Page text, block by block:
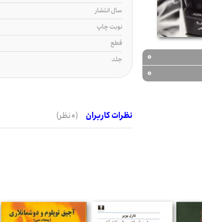
0
0
سال انتشار
نوبت چاپ
قطع
جلد
نظرات کاربران (0 نظر)